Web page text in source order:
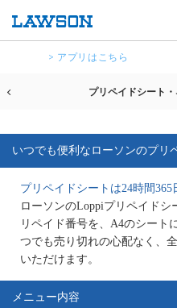
> アプリはこちら
プリペイドシート
いつでも便利なローソンのプリ
プリペイドシートは24時間
ローソンのLoppiプリペイド
リペイド番号を、A4のシート
つでも売り切れの心配なく、
いただけます。
メニュー内容